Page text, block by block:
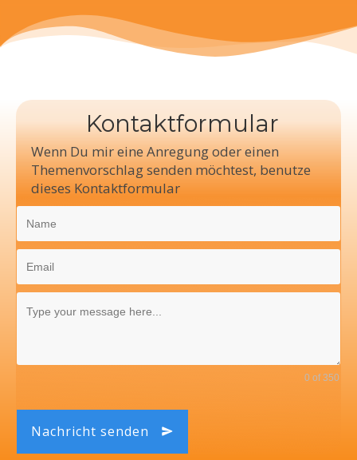
Kontaktformular
Wenn Du mir eine Anregung oder einen
Themenvorschlag senden möchtest, benutze
dieses Kontaktformular
0 of 350
Nachricht senden